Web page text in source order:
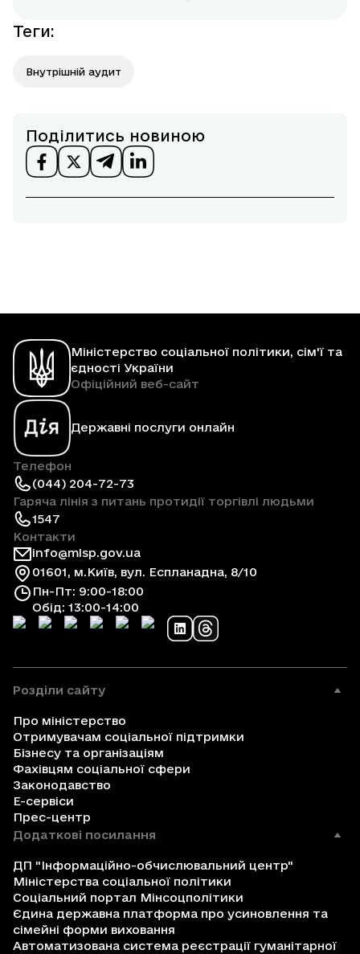
Теги:
Внутрішній аудит
Поділитись новиною
Міністерство соціальної політики, сім'ї та
єдності України
Офіційний веб-сайт
Державні послуги онлайн
Телефон
(044) 204-72-73
Гаряча лінія з питань протидії торгівлі людьми
1547
Контакти
info@mlsp.gov.ua
01601, м.Київ, вул. Еспланадна, 8/10
Пн-Пт: 9:00-18:00
Обід: 13:00-14:00
Розділи сайту
Про міністерство
Отримувачам соціальної підтримки
Бізнесу та організаціям
Фахівцям соціальної сфери
Законодавство
Е-сервіси
Прес-центр
Додаткові посилання
ДП "Інформаційно-обчислювальний центр"
Міністерства соціальної політики
Соціальний портал Мінсоцполітики
Єдина державна платформа про усиновлення та
сімейні форми виховання
Автоматизована система реєстрації гуманітарної